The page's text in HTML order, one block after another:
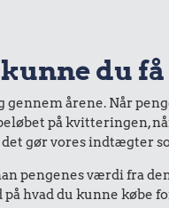
du
gennem årene. Når
på kvitteringen,
gør vores indtægter
pengenes værdi fra
hvad du kunne købe for